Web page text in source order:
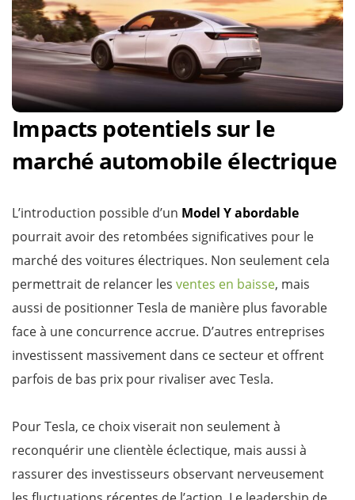
Impacts potentiels sur le
marché automobile électrique
L’introduction possible d’un Model Y abordable
pourrait avoir des retombées significatives pour le
marché des voitures électriques. Non seulement cela
permettrait de relancer les ventes en baisse, mais
aussi de positionner Tesla de manière plus favorable
face à une concurrence accrue. D’autres entreprises
investissent massivement dans ce secteur et offrent
parfois de bas prix pour rivaliser avec Tesla.
Pour Tesla, ce choix viserait non seulement à
reconquérir une clientèle éclectique, mais aussi à
rassurer des investisseurs observant nerveusement